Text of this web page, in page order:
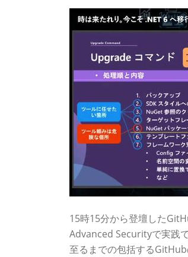
15時15分から登壇した
Advanced Securityで実践
至るまでの包括するGitHub